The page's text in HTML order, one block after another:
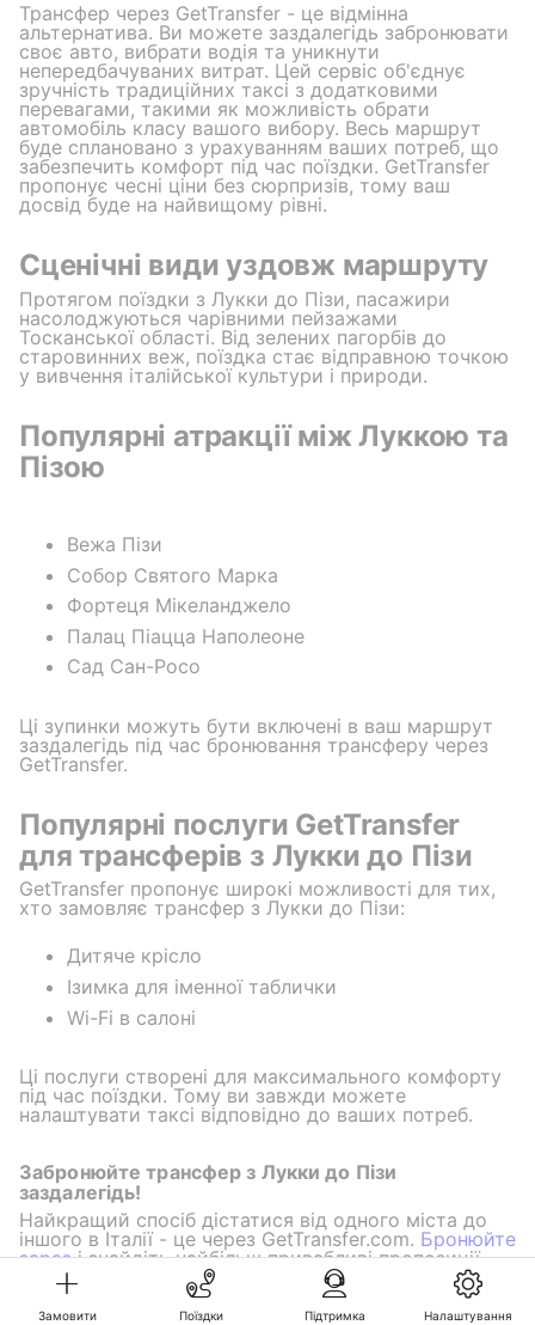
Замовити Поїздки Підтримка Налаштування
Трансфер через GetTransfer - це відмінна
альтернатива. Ви можете заздалегідь забронювати
своє авто, вибрати водія та уникнути
непередбачуваних витрат. Цей сервіс об'єднує
зручність традиційних таксі з додатковими
перевагами, такими як можливість обрати
автомобіль класу вашого вибору. Весь маршрут
буде сплановано з урахуванням ваших потреб, що
забезпечить комфорт під час поїздки. GetTransfer
пропонує чесні ціни без сюрпризів, тому ваш
досвід буде на найвищому рівні.
Сценічні види уздовж маршруту
Протягом поїздки з Лукки до Пізи, пасажири
насолоджуються чарівними пейзажами
Тосканської області. Від зелених пагорбів до
старовинних веж, поїздка стає відправною точкою
у вивчення італійської культури і природи.
Популярні атракції між Луккою та
Пізою
Вежа Пізи
Собор Святого Марка
Фортеця Мікеланджело
Палац Піацца Наполеоне
Сад Сан-Росо
Ці зупинки можуть бути включені в ваш маршрут
заздалегідь під час бронювання трансферу через
GetTransfer.
Популярні послуги GetTransfer
для трансферів з Лукки до Пізи
GetTransfer пропонує широкі можливості для тих,
хто замовляє трансфер з Лукки до Пізи:
Дитяче крісло
Ізимка для іменної таблички
Wi-Fi в салоні
Ці послуги створені для максимального комфорту
під час поїздки. Тому ви завжди можете
налаштувати таксі відповідно до ваших потреб.
Забронюйте трансфер з Лукки до Пізи
заздалегідь!
Найкращий спосіб дістатися від одного міста до
іншого в Італії - це через GetTransfer.com. Бронюйте
заразі знайдіть найбільш привабливі пропозиції
для своєї поїздки!